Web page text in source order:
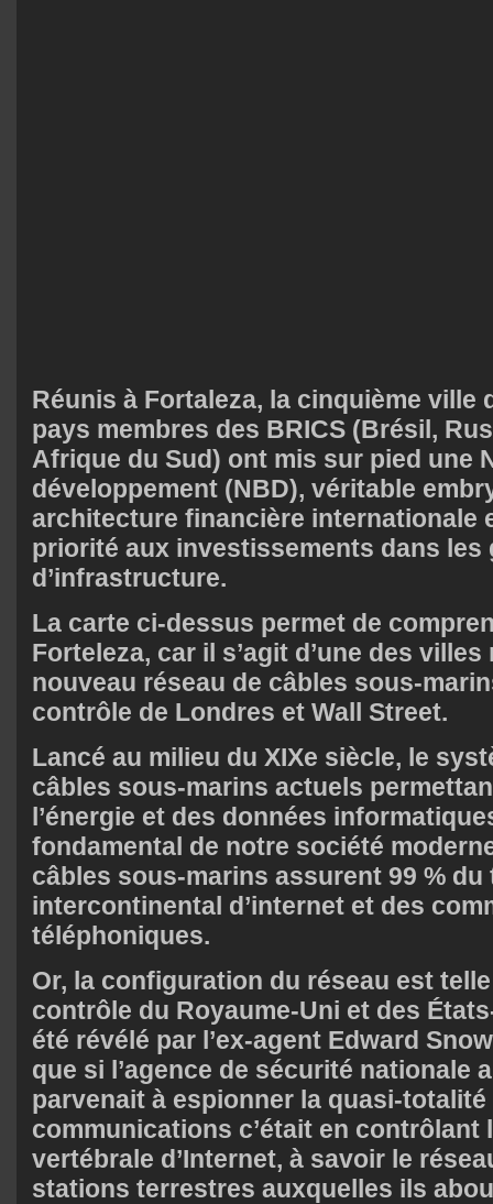
Réunis à Fortaleza, la cinquième ville
pays membres des BRICS (Brésil,
Afrique du Sud) ont mis sur pied une
développement (NBD), véritable
architecture financière internationale
priorité aux investissements dans les
d’infrastructure.
La carte ci-dessus permet de
Forteleza, car il s’agit d’une des
nouveau réseau de câbles sous-
contrôle de Londres et Wall Street.
Lancé au milieu du XIXe siècle, le
câbles sous-marins actuels
l’énergie et des données
fondamental de notre société
câbles sous-marins assurent 99 % du
intercontinental d’internet et des
téléphoniques.
Or, la configuration du réseau est
contrôle du Royaume-Uni et des
été révélé par l’ex-agent Edward
que si l’agence de sécurité nationale
parvenait à espionner la quasi-totalité
communications c’était en contrôlant
vertébrale d’Internet, à savoir le
stations terrestres auxquelles ils